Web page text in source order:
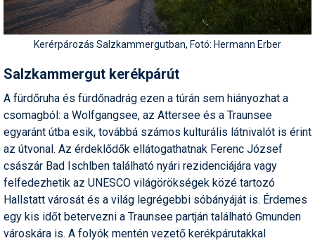
Kerérpározás Salzkammergutban, Fotó: Hermann Erber
Salzkammergut kerékpárút
A fürdőruha és fürdőnadrág ezen a túrán sem hiányozhat a
csomagból: a Wolfgangsee, az Attersee és a Traunsee
egyaránt útba esik, továbbá számos kulturális látnivalót is érint
az útvonal. Az érdeklődők ellátogathatnak Ferenc József
császár Bad Ischlben található nyári rezidenciájára vagy
felfedezhetik az UNESCO világörökségek közé tartozó
Hallstatt városát és a világ legrégebbi sóbányáját is. Érdemes
egy kis időt betervezni a Traunsee partján található Gmunden
városkára is. A folyók mentén vezető kerékpárutakkal